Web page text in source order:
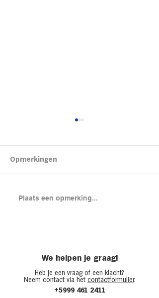
Kipsalon
Opmerkingen
Plaats een opmerking...
We helpen je graag!
Heb je een vraag of een klacht?
Neem contact via het contactformulier.
+5999 461 2411